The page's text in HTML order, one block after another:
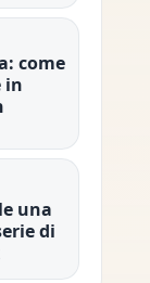
come
in
una
di